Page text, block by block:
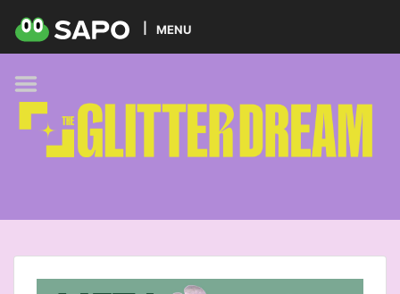
MENU
HOME
PODCAST
GLITTER BRANDS
KIDS
TREND